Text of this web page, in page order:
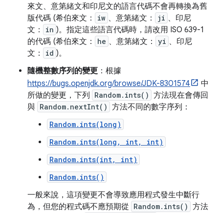
來文、意第緒文和印尼文的語言代碼不會再轉換為舊
版代碼 (希伯來文：
iw 、意第緒文： ji 、印尼
文：
in )。指定這些語言代碼時，請改用 ISO 639-1
的代碼 (希伯來文：
he 、意第緒文： yi 、印尼
文：
id )。
隨機整數序列的變更 ：根據
https://bugs.openjdk.org/browse/JDK-8301574
中
所做的變更，下列
Random.ints() 方法現在會傳回
與 Random.nextInt() 方法不同的數字序列：
Random.ints(long)
Random.ints(long, int, int)
Random.ints(int, int)
Random.ints()
一般來說，這項變更不會導致應用程式發生中斷行
為，但您的程式碼不應預期從 Random.ints() 方法